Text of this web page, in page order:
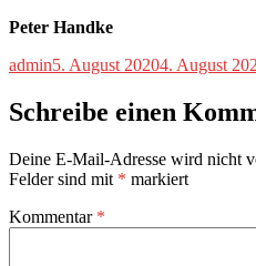
Peter Handke
Autor
adminVeröffentlicht
5. August 20204. August
Schreibe einen
Deine E-Mail-Adresse wird nicht
Felder sind mit * markiert
Kommentar *